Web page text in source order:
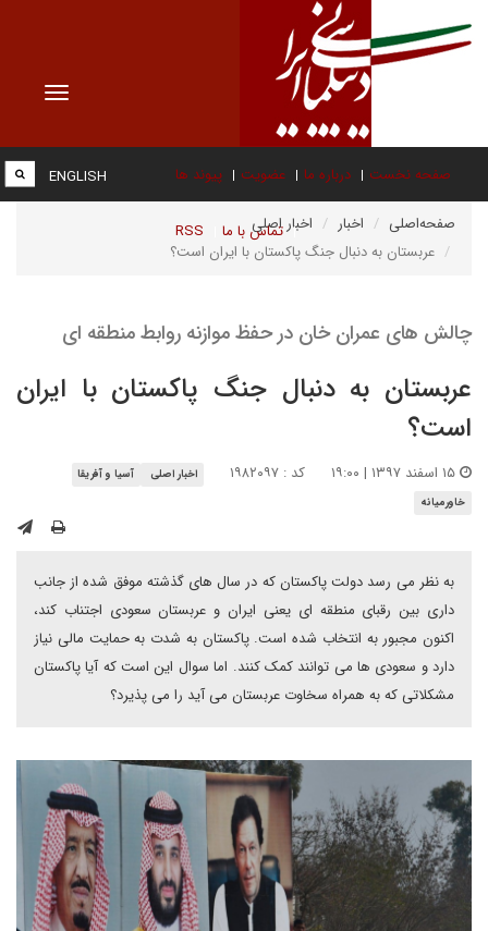
Toggle
صفحه نخست درباره ما عضویت پیوند ها
تماس با ما RSS
ENGLISH
صفحه‌اصلی اخبار
اخبار اصلی
عربستان به دنبال جنگ پاکستان با ایران است؟
چالش های عمران خان در حفظ موازنه روابط منطقه ای
عربستان به دنبال جنگ پاکستان با ایران
است؟
کد : ۱۹۸۲۰۹۷ اخبار اصلی
آسیا و آفریقا
خاورمیانه
به نظر می رسد دولت پاکستان که در سال های گذشته موفق شده از جانب
داری بین رقبای منطقه ای یعنی ایران و عربستان سعودی اجتناب کند،
اکنون مجبور به انتخاب شده است. پاکستان به شدت به حمایت مالی نیاز
دارد و سعودی ها می توانند کمک کنند. اما سوال این است که آیا پاکستان
مشکلاتی که به همراه سخاوت عربستان می‌ آید را می پذیرد؟